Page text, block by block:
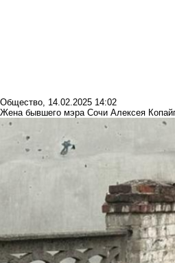
Общество, 14.02.2025 14:02
Жена бывшего мэра Сочи Алексея